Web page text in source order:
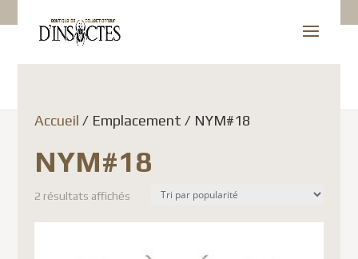
Accueil / Emplacement / NYM#18
NYM#18
2 résultats affichés